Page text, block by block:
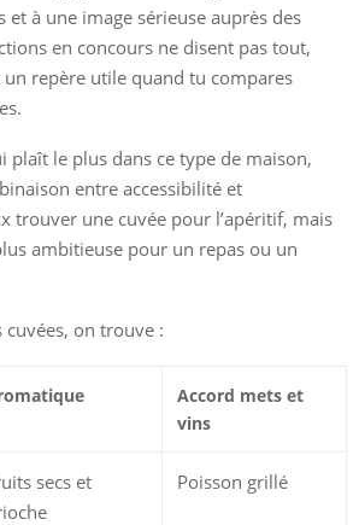
et à une image sérieuse auprès des
en concours ne disent pas tout,
repère utile quand tu compares
plaît le plus dans ce type de maison,
entre accessibilité et
trouver une cuvée pour l’apéritif, mais
ambitieuse pour un repas ou un
on trouve :
Accord mets et
vins
secs et
Poisson grillé